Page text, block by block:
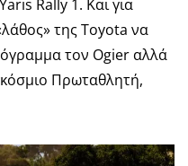
Rally 1. Και για
της Toyota να
τον Ogier αλλά
Πρωταθλητή,